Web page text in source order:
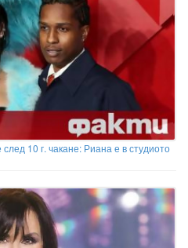
10 г. чакане: Риана е в студиото